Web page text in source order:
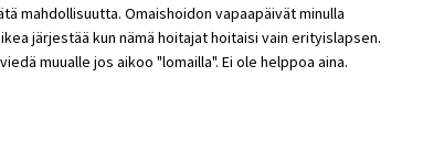
mahdollisuutta. Omaishoidon vapaapäivät minulla
järjestää kun nämä hoitajat hoitaisi vain erityislapsen.
muualle jos aikoo "lomailla". Ei ole helppoa aina.